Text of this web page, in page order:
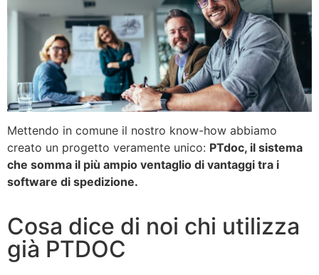
Mettendo in comune il nostro know-how abbiamo
creato un progetto veramente unico: PTdoc, il sistema
che somma il più ampio ventaglio di vantaggi tra i
software di spedizione.
Cosa dice di noi chi utilizza
già PTDOC